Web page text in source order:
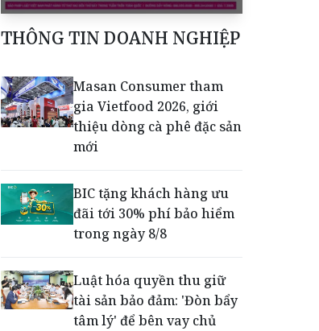
THÔNG TIN DOANH NGHIỆP
Masan Consumer tham
gia Vietfood 2026, giới
thiệu dòng cà phê đặc sản
mới
BIC tặng khách hàng ưu
đãi tới 30% phí bảo hiểm
trong ngày 8/8
Luật hóa quyền thu giữ
tài sản bảo đảm: 'Đòn bẩy
tâm lý' để bên vay chủ